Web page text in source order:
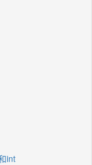
int